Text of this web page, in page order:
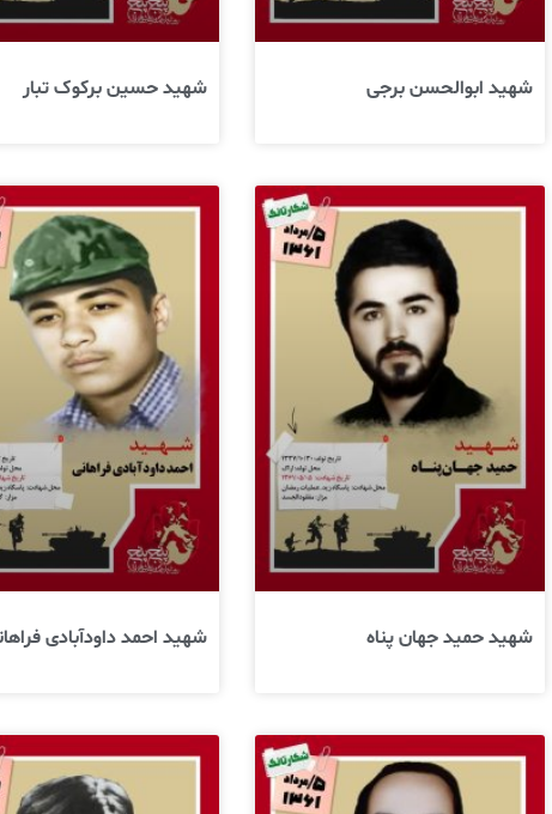
شهید ابوالحسن برجی شهید حسین برکوک تبار
شهید حمید جهان پناه شهید احمد داودآبادی